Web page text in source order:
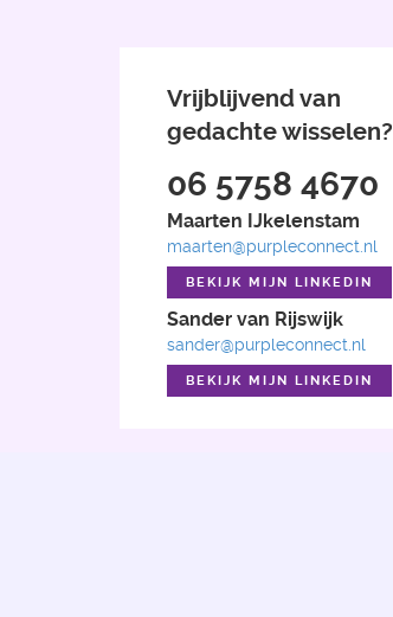
Vrijblijvend van
gedachte wisselen?
06 5758 4670
Maarten IJkelenstam
maarten@purpleconnect.nl
BEKIJK MIJN LINKEDIN
Sander van Rijswijk
sander@purpleconnect.nl
BEKIJK MIJN LINKEDIN